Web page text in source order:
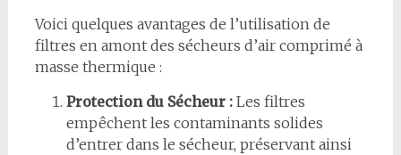
Voici quelques avantages de l’utilisation de
filtres en amont des sécheurs d’air comprimé à
masse thermique :
Protection du Sécheur :Les filtres
empêchent les contaminants solides
d’entrer dans le sécheur, préservant ainsi